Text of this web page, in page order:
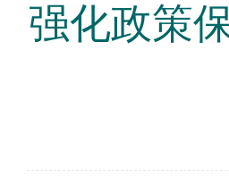
强化政策